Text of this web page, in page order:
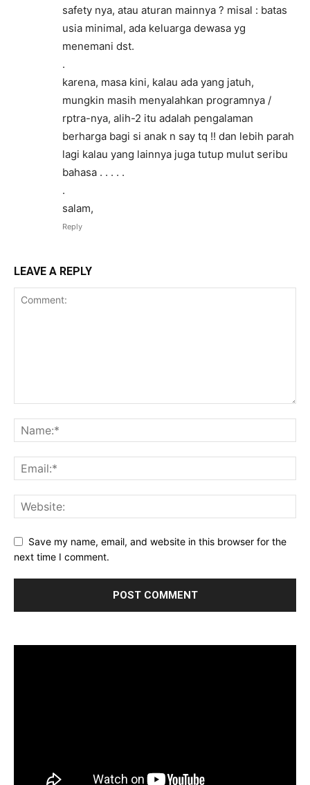
safety nya, atau aturan mainnya ? misal : batas
usia minimal, ada keluarga dewasa yg
menemani dst.
.
karena, masa kini, kalau ada yang jatuh,
mungkin masih menyalahkan programnya /
rptra-nya, alih-2 itu adalah pengalaman
berharga bagi si anak n say tq !! dan lebih parah
lagi kalau yang lainnya juga tutup mulut seribu
bahasa . . . . .
.
salam,
Reply
LEAVE A REPLY
Save my name, email, and website in this browser for the
next time I comment.